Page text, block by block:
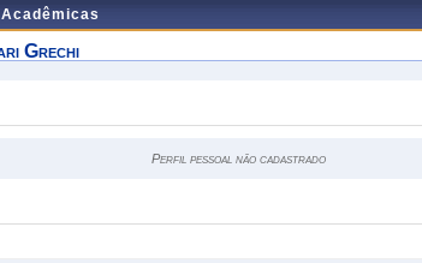
Grechi
Perfil pessoal não cadastrado